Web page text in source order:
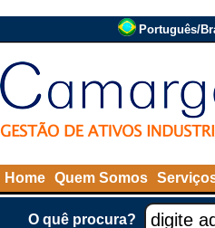
Português/
Home Quem Somos
O quê procura?